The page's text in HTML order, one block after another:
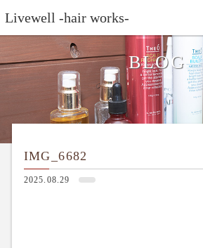
Livewell -hair works-
BLOG
IMG_6682
2025.08.29